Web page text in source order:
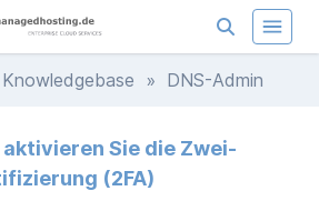
Knowledgebase » DNS-Admin
aktivieren Sie die Zwei-
(2FA)